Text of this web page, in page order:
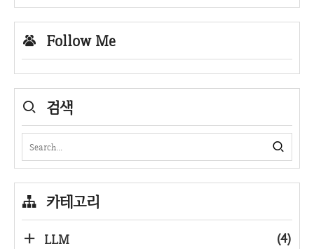
Follow Me
검색
카테고리
LLM (4)